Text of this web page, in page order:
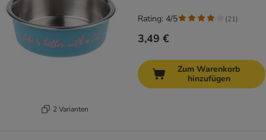
2 Varianten
3,49 €
Rating: 4/5 (21)
Zum Warenkorb
hinzufügen